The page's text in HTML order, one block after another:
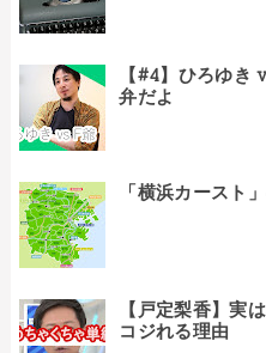
【#4】ひろゆき
弁だよ
「横浜カースト
【戸定梨香】実
コジれる理由